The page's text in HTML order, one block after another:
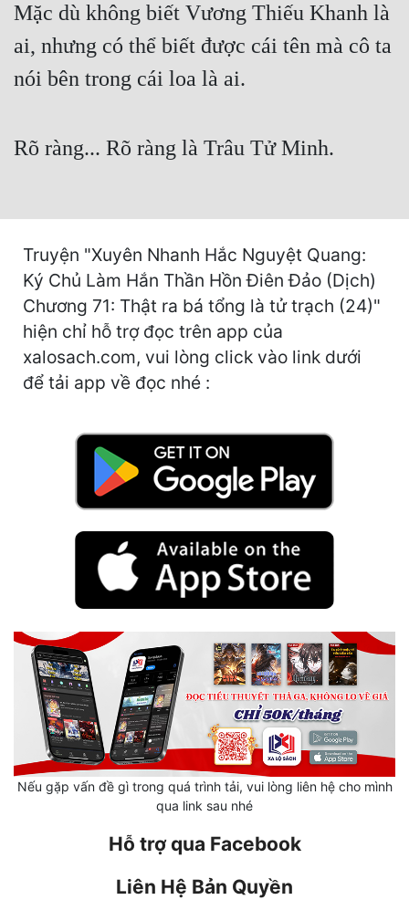
Cung Đấu
Cạnh Kỹ
Cổ Đại
Dị Năng
Gia Đấu
Góc Nhìn Nam
Học Đường
Khoa Huyễn
Khoa Huyễn Không Gian
Kiếm Hiệp
Mặc dù không biết Vương Thiếu Khanh là
ai, nhưng có thể biết được cái tên mà cô ta
nói bên trong cái loa là ai.
Rõ ràng... Rõ ràng là Trâu Tử Minh.
Truyện "Xuyên Nhanh Hắc Nguyệt Quang:
Ký Chủ Làm Hắn Thần Hồn Điên Đảo (Dịch)
Chương 71: Thật ra bá tổng là tử trạch (24)"
hiện chỉ hỗ trợ đọc trên app của
xalosach.com, vui lòng click vào link dưới
để tải app về đọc nhé :
Nếu gặp vấn đề gì trong quá trình tải, vui lòng liên hệ cho mình
qua link sau nhé
Hỗ trợ qua Facebook
Liên Hệ Bản Quyền